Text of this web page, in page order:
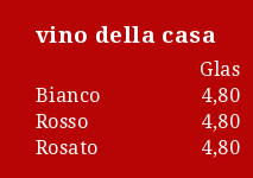
vino della casa
Glas
Bianco
4,80
Rosso
4,80
Rosato
4,80